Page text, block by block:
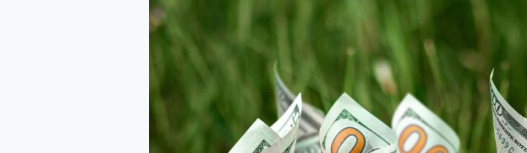
da
Semana
11/12/2023